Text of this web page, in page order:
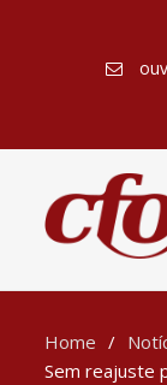
Home
Sem reajuste